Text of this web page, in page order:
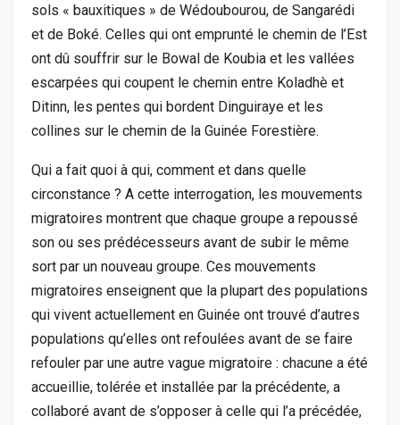
sols « bauxitiques » de Wédoubourou, de Sangarédi
et de Boké. Celles qui ont emprunté le chemin de l’Est
ont dû souffrir sur le Bowal de Koubia et les vallées
escarpées qui coupent le chemin entre Koladhè et
Ditinn, les pentes qui bordent Dinguiraye et les
collines sur le chemin de la Guinée Forestière.
Qui a fait quoi à qui, comment et dans quelle
circonstance ? A cette interrogation, les mouvements
migratoires montrent que chaque groupe a repoussé
son ou ses prédécesseurs avant de subir le même
sort par un nouveau groupe. Ces mouvements
migratoires enseignent que la plupart des populations
qui vivent actuellement en Guinée ont trouvé d’autres
populations qu’elles ont refoulées avant de se faire
refouler par une autre vague migratoire : chacune a été
accueillie, tolérée et installée par la précédente, a
collaboré avant de s’opposer à celle qui l’a précédée,